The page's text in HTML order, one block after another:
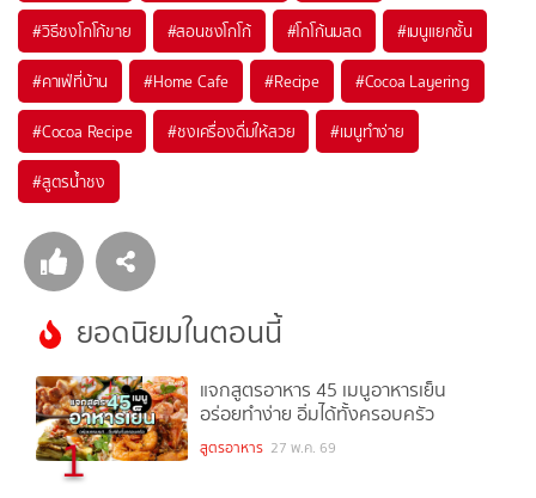
#วิธีชงโกโก้ขาย #สอนชงโกโก้ #โกโก้นมสด #เมนูแยกชั้น
#คาเฟ่ที่บ้าน #Home Cafe #Recipe #Cocoa Layering
#Cocoa Recipe #ชงเครื่องดื่มให้สวย #เมนูทำง่าย
#สูตรน้ำชง
ยอดนิยมในตอนนี้
1
แจกสูตรอาหาร 45 เมนูอาหารเย็น
อร่อยทำง่าย อิ่มได้ทั้งครอบครัว
สูตรอาหาร 27 พ.ค. 69